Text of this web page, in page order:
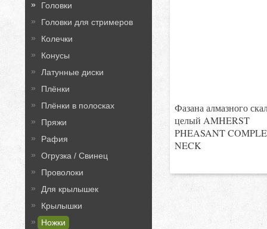
Головки
Головки для стримеров
Колечки
Конусы
Латунные диски
Плёнки
Плёнки в полосках
Пряжи
Рафия
Огрузка / Свинец
Проволоки
Для крылышек
Крылышки
Ножки
Фазана алмазного
целый AMHERST
PHEASANT
NECK